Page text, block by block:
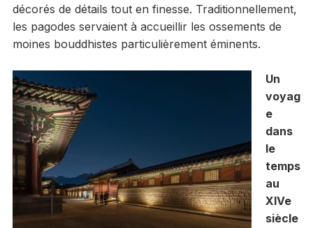
décorés de détails tout en finesse. Traditionnellement,
les pagodes servaient à accueillir les ossements de
moines bouddhistes particulièrement éminents.
Un
voyag
e
dans
le
temps
au
XIVe
siècle